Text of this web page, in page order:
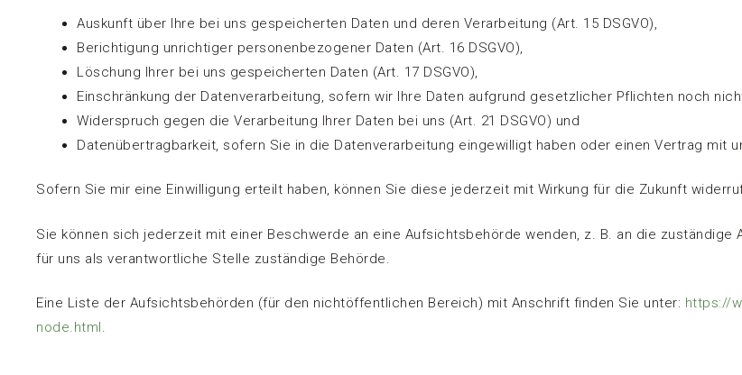
Auskunft über Ihre bei uns gespeicherten Daten und deren Verarbeitung (Art. 15 DSGVO),
Berichtigung unrichtiger personenbezogener Daten (Art. 16 DSGVO),
Löschung Ihrer bei uns gespeicherten Daten (Art. 17 DSGVO),
Einschränkung der Datenverarbeitung, sofern wir Ihre Daten aufgrund gesetzlicher Pflichten noch
Widerspruch gegen die Verarbeitung Ihrer Daten bei uns (Art. 21 DSGVO) und
Datenübertragbarkeit, sofern Sie in die Datenverarbeitung eingewilligt haben oder einen Vertrag mit
Sofern Sie mir eine Einwilligung erteilt haben, können Sie diese jederzeit mit Wirkung für die Zukunft
Sie können sich jederzeit mit einer Beschwerde an eine Aufsichtsbehörde wenden, z. B. an die
für uns als verantwortliche Stelle zuständige Behörde.
Eine Liste der Aufsichtsbehörden (für den nichtöffentlichen Bereich) mit Anschrift finden Sie unter: https://
node.html.